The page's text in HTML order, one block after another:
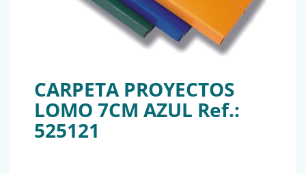
CARPETA PROYECTOS
LOMO 7CM AZUL Ref.:
525121